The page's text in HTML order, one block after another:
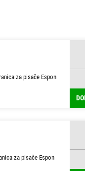
za pisače Espon
za pisače Espon